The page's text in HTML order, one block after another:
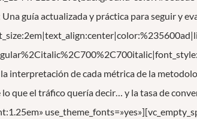
guía actualizada y práctica para seguir y
interpretación de cada métrica de la
que el tráfico quería decir… y la tasa de